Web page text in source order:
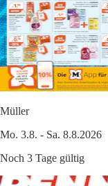
Müller
Mo. 3.8. - Sa. 8.8.2026
Noch 3 Tage gültig